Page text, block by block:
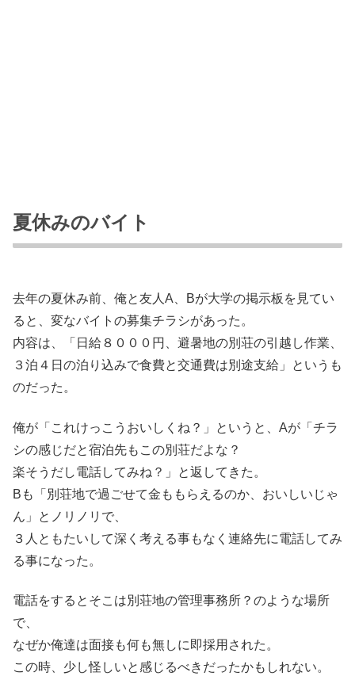
夏休みのバイト
去年の夏休み前、俺と友人A、Bが大学の掲示板を見てい
ると、変なバイトの募集チラシがあった。
内容は、「日給８０００円、避暑地の別荘の引越し作業、
３泊４日の泊り込みで食費と交通費は別途支給」というも
のだった。
俺が「これけっこうおいしくね？」というと、Aが「チラ
シの感じだと宿泊先もこの別荘だよな？
楽そうだし電話してみね？」と返してきた。
Bも「別荘地で過ごせて金ももらえるのか、おいしいじゃ
ん」とノリノリで、
３人ともたいして深く考える事もなく連絡先に電話してみ
る事になった。
電話をするとそこは別荘地の管理事務所？のような場所
で、
なぜか俺達は面接も何も無しに即採用された。
この時、少し怪しいと感じるべきだったかもしれない。